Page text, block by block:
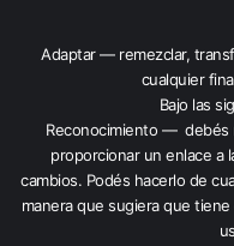
Adaptar — remezclar,
cualquier
Bajo las
Reconocimiento — debés
proporcionar un enlace a
cambios. Podés hacerlo de
manera que sugiera que